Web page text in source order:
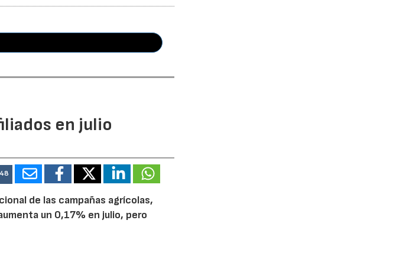
en julio
de las campañas agrícolas,
un 0,17% en julio, pero